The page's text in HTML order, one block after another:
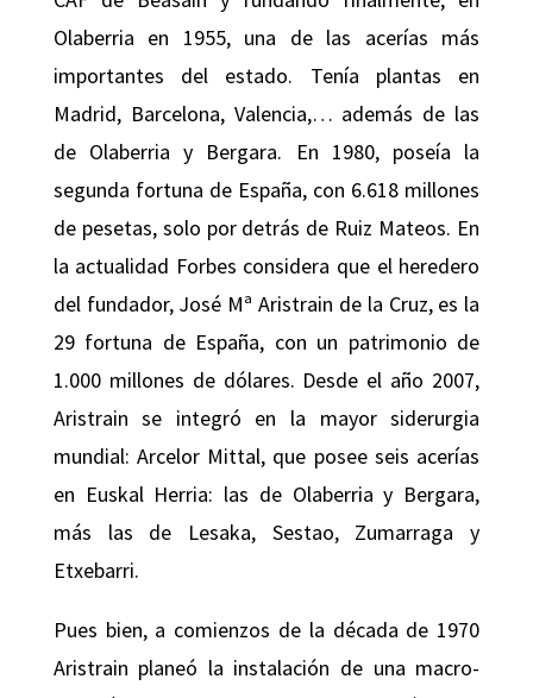
Olaberria en 1955, una de las acerías más
importantes del estado. Tenía plantas en
Madrid, Barcelona, Valencia,… además de las
de Olaberria y Bergara. En 1980, poseía la
segunda fortuna de España, con 6.618 millones
de pesetas, solo por detrás de Ruiz Mateos. En
la actualidad Forbes considera que el heredero
del fundador, José Mª Aristrain de la Cruz, es la
29 fortuna de España, con un patrimonio de
1.000 millones de dólares. Desde el año 2007,
Aristrain se integró en la mayor siderurgia
mundial: Arcelor Mittal, que posee seis acerías
en Euskal Herria: las de Olaberria y Bergara,
más las de Lesaka, Sestao, Zumarraga y
Etxebarri.
Pues bien, a comienzos de la década de 1970
Aristrain planeó la instalación de una macro-